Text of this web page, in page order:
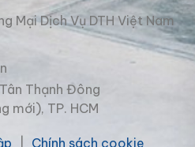
Mại Dịch Vụ DTH Việt Nam
Thạnh Đông
mới), TP. HCM
Chính sách cookie